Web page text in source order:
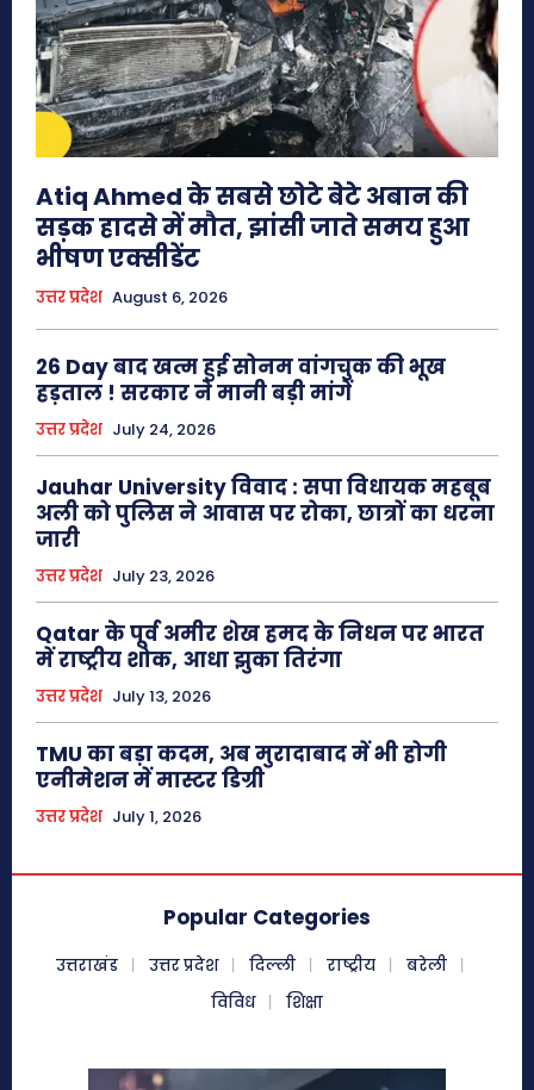
Atiq Ahmed के सबसे छोटे बेटे अबान की
सड़क हादसे में मौत, झांसी जाते समय हुआ
भीषण एक्सीडेंट
उत्तर प्रदेश August 6, 2026
26 Day बाद खत्म हुई सोनम वांगचुक की भूख
हड़ताल ! सरकार ने मानी बड़ी मांगें
उत्तर प्रदेश July 24, 2026
Jauhar University विवाद : सपा विधायक महबूब
अली को पुलिस ने आवास पर रोका, छात्रों का धरना
जारी
उत्तर प्रदेश July 23, 2026
Qatar के पूर्व अमीर शेख हमद के निधन पर भारत
में राष्ट्रीय शोक, आधा झुका तिरंगा
उत्तर प्रदेश July 13, 2026
TMU का बड़ा कदम, अब मुरादाबाद में भी होगी
एनीमेशन में मास्टर डिग्री
उत्तर प्रदेश July 1, 2026
Popular Categories
उत्तराखंड उत्तर प्रदेश दिल्ली राष्ट्रीय
बरेली
विविध
शिक्षा